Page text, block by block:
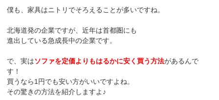
僕も、家具はニトリでそろえることが多いですね。
北海道発の企業ですが、近年は首都圏にも
進出している急成長中の企業です。
で、実はソファを定価よりもはるかに安く買う方法があるんで
す！
買うなら1円でも安い方がいいですよね。
その驚きの方法を紹介しますよ♪